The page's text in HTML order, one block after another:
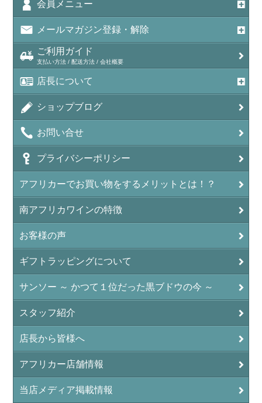
会員メニュー
メールマガジン登録・解除
ご利用ガイド
支払い方法 / 配送方法 / 会社概要
店長について
ショップブログ
お問い合せ
プライバシーポリシー
アフリカーでお買い物をするメリットとは！？
南アフリカワインの特徴
お客様の声
ギフトラッピングについて
サンソー ～ かつて１位だった黒ブドウの今 ～
スタッフ紹介
店長から皆様へ
アフリカー店舗情報
当店メディア掲載情報